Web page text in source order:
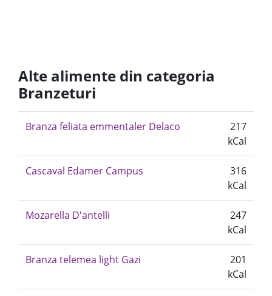
Alte alimente din categoria
Branzeturi
Branza feliata emmentaler Delaco
217
kCal
Cascaval Edamer Campus
316
kCal
Mozarella D'antelli
247
kCal
Branza telemea light Gazi
201
kCal